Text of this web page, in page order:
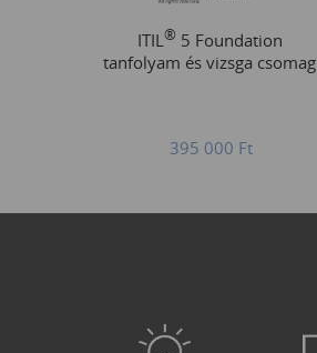
ITIL® 5 Foundation
tanfolyam és vizsga csomag
395 000 Ft